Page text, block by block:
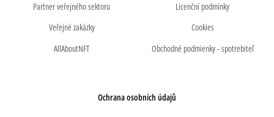
Partner veřejného sektoru
Veřejné zakázky
AllAboutNFT
Licenční podmínky
Cookies
Obchodné podmienky - spotrebiteľ
Ochrana osobních údajů